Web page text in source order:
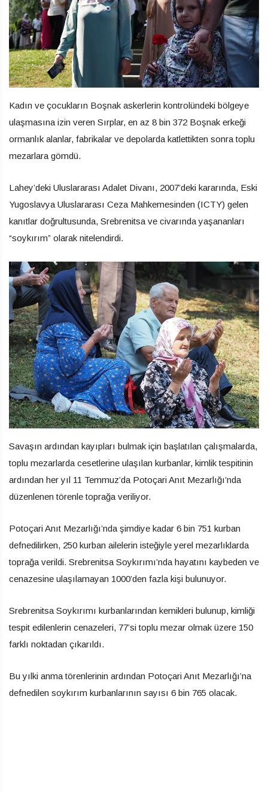
Kadın ve çocukların Boşnak askerlerin kontrolündeki bölgeye
ulaşmasına izin veren Sırplar, en az 8 bin 372 Boşnak erkeği
ormanlık alanlar, fabrikalar ve depolarda katlettikten sonra toplu
mezarlara gömdü.
Lahey’deki Uluslararası Adalet Divanı, 2007’deki kararında, Eski
Yugoslavya Uluslararası Ceza Mahkemesinden (ICTY) gelen
kanıtlar doğrultusunda, Srebrenitsa ve civarında yaşananları
“soykırım” olarak nitelendirdi.
Savaşın ardından kayıpları bulmak için başlatılan çalışmalarda,
toplu mezarlarda cesetlerine ulaşılan kurbanlar, kimlik tespitinin
ardından her yıl 11 Temmuz’da Potoçari Anıt Mezarlığı’nda
düzenlenen törenle toprağa veriliyor.
Potoçari Anıt Mezarlığı’nda şimdiye kadar 6 bin 751 kurban
defnedilirken, 250 kurban ailelerin isteğiyle yerel mezarlıklarda
toprağa verildi. Srebrenitsa Soykırımı’nda hayatını kaybeden ve
cenazesine ulaşılamayan 1000’den fazla kişi bulunuyor.
Srebrenitsa Soykırımı kurbanlarından kemikleri bulunup, kimliği
tespit edilenlerin cenazeleri, 77’si toplu mezar olmak üzere 150
farklı noktadan çıkarıldı.
Bu yılki anma törenlerinin ardından Potoçari Anıt Mezarlığı’na
defnedilen soykırım kurbanlarının sayısı 6 bin 765 olacak.